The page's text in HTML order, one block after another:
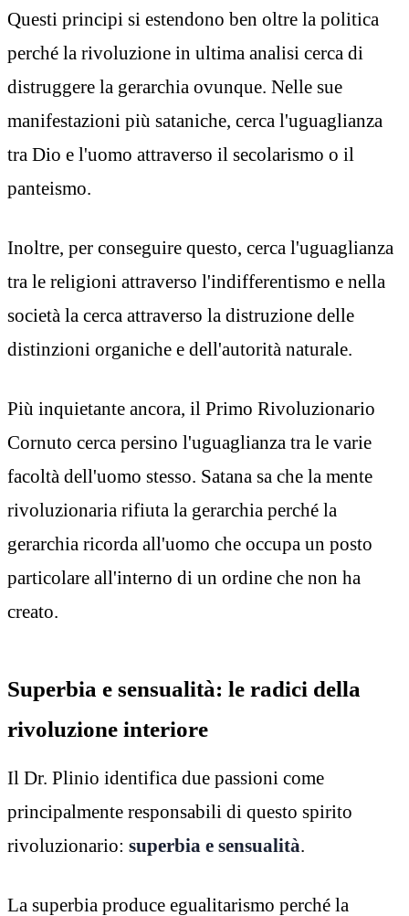
Questi principi si estendono ben oltre la politica
perché la rivoluzione in ultima analisi cerca di
distruggere la gerarchia ovunque. Nelle sue
manifestazioni più sataniche, cerca l'uguaglianza
tra Dio e l'uomo attraverso il secolarismo o il
panteismo.
Inoltre, per conseguire questo, cerca l'uguaglianza
tra le religioni attraverso l'indifferentismo e nella
società la cerca attraverso la distruzione delle
distinzioni organiche e dell'autorità naturale.
Più inquietante ancora, il Primo Rivoluzionario
Cornuto cerca persino l'uguaglianza tra le varie
facoltà dell'uomo stesso. Satana sa che la mente
rivoluzionaria rifiuta la gerarchia perché la
gerarchia ricorda all'uomo che occupa un posto
particolare all'interno di un ordine che non ha
creato.
Superbia e sensualità: le radici della
rivoluzione interiore
Il Dr. Plinio identifica due passioni come
principalmente responsabili di questo spirito
rivoluzionario: superbia e sensualità
La superbia produce egualitarismo perché la